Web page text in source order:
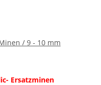
/ 9 - 10 mm
Ersatzminen